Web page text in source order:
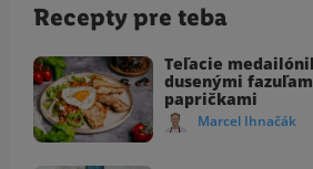
Recepty pre teba
Teľacie
dusenými
papričkami
Marcel Ihnačák